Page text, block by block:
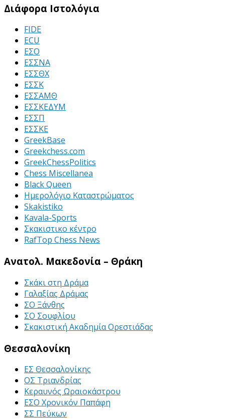
Διάφορα Ιστολόγια
FIDE
ECU
ΕΣΟ
ΕΣΣΝΑ
ΕΣΣΘΧ
ΕΣΣΚ
ΕΣΣΑΜΘ
ΕΣΣΚΕΔΥΜ
ΕΣΣΠ
ΕΣΣΚΕ
GreekBase
Greekchess.com
GreekChessPolitics
Chess Miscellanea
Black Queen
Ημερολόγιο Καταστρώματος
Skakistiko
Kavala-Sports
Σκακιστικο κέντρο
RafTop Chess News
Ανατολ. Μακεδονία – Θράκη
Σκάκι στη Δράμα
Γαλαξίας Δράμας
ΣΟ Ξάνθης
ΣΟ Σουφλίου
Σκακιστική Ακαδημία Ορεστιάδας
Θεσσαλονίκη
ΕΣ Θεσσαλονίκης
ΟΣ Τριανδρίας
Κεραυνός Ωραιοκάστρου
ΕΣΟ Χρονικόν Παπάφη
ΣΣ Πεύκων